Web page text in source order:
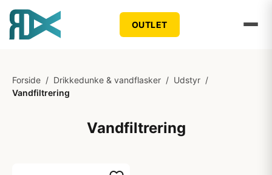
OUTLET
Forside / Drikkedunke & vandflasker / Udstyr /
Vandfiltrering
Vandfiltrering